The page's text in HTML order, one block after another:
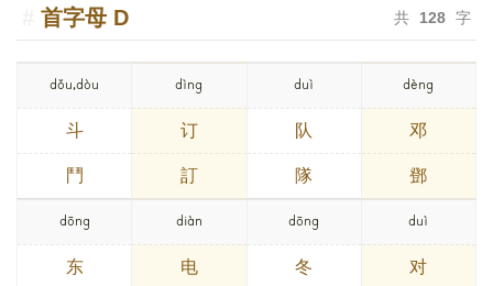
首字母 D 共 128 字
dǒu,dòu
斗
鬥
dìng
订
訂
duì
队
隊
dèng
邓
鄧
dōng
东
diàn
电
dōng
冬
duì
对